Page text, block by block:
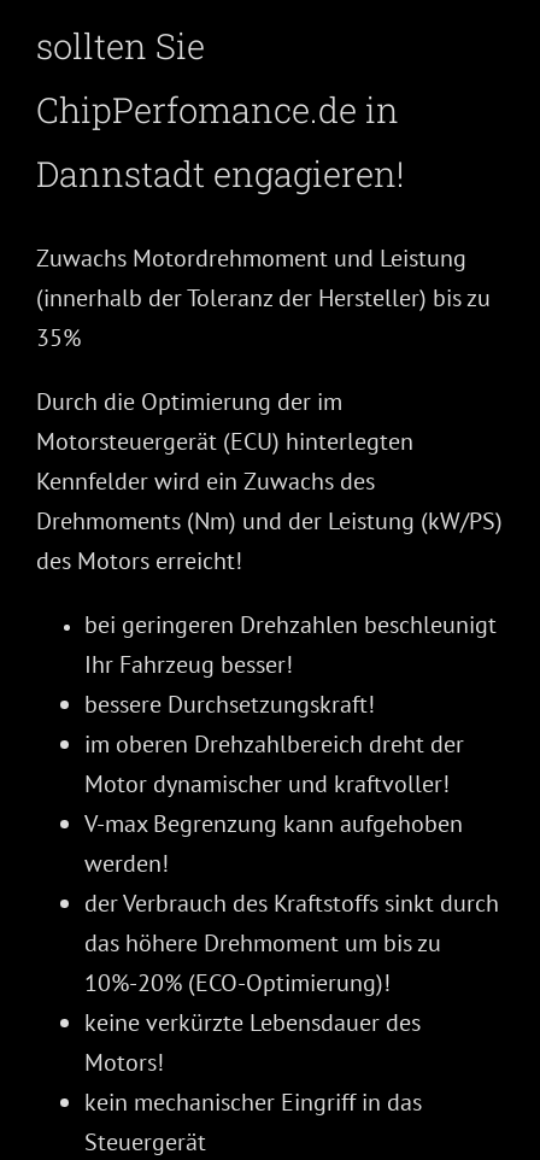
sollten Sie
ChipPerfomance.de in
Dannstadt engagieren!
Zuwachs Motordrehmoment und Leistung
(innerhalb der Toleranz der Hersteller) bis zu
35%
Durch die Optimierung der im
Motorsteuergerät (ECU) hinterlegten
Kennfelder wird ein Zuwachs des
Drehmoments (Nm) und der Leistung (kW/PS)
des Motors erreicht!
bei geringeren Drehzahlen beschleunigt
Ihr Fahrzeug besser!
bessere Durchsetzungskraft!
im oberen Drehzahlbereich dreht der
Motor dynamischer und kraftvoller!
V-max Begrenzung kann aufgehoben
werden!
der Verbrauch des Kraftstoffs sinkt durch
das höhere Drehmoment um bis zu
10%-20% (ECO-Optimierung)!
keine verkürzte Lebensdauer des
Motors!
kein mechanischer Eingriff in das
Steuergerät